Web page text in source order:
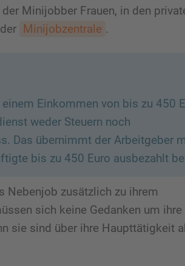
Minijobber Frauen, in den
Minijobzentrale .
Einkommen von bis zu 450
weder Steuern noch
Das übernimmt der Arbeitgeber
bis zu 450 Euro ausbezahlt
Nebenjob zusätzlich zu ihrem
sich keine Gedanken um ihre
sie sind über ihre Haupttätigkeit